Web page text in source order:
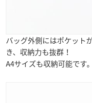
バッグ外側にはポケット
き、収納力も抜群！
A4サイズも収納可能です。